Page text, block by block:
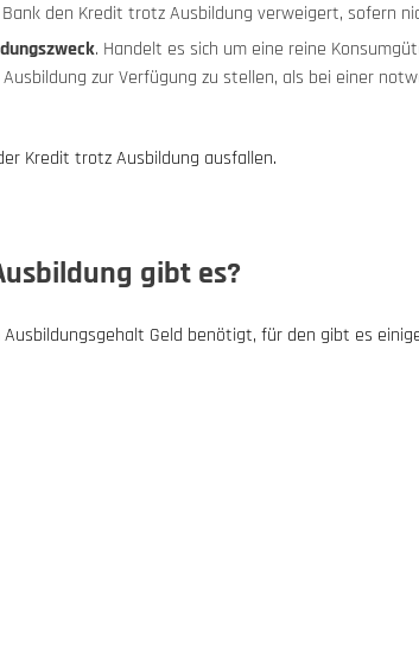
den Kredit trotz Ausbildung verweigert, sofern
. Handelt es sich um eine reine
zur Verfügung zu stellen, als bei einer
Kredit trotz Ausbildung ausfallen.
gibt es?
Geld benötigt, für den gibt es